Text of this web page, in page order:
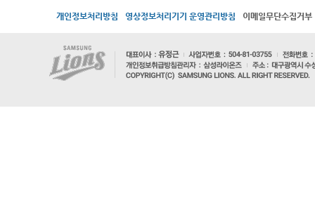
개인정보처리방침 영상정보처리기기 운영관리방침 이메일무단수집거부